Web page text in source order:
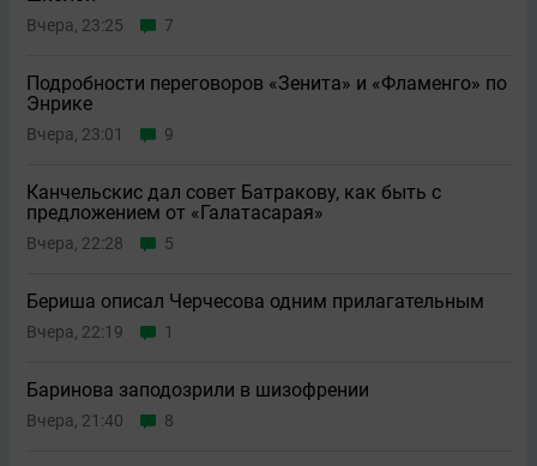
Вчера, 23:25 7
Подробности переговоров «Зенита» и «Фламенго» по
Энрике
Вчера, 23:01 9
Канчельскис дал совет Батракову, как быть с
предложением от «Галатасарая»
Вчера, 22:28 5
Бериша описал Черчесова одним прилагательным
Вчера, 22:19 1
Баринова заподозрили в шизофрении
Вчера, 21:40 8